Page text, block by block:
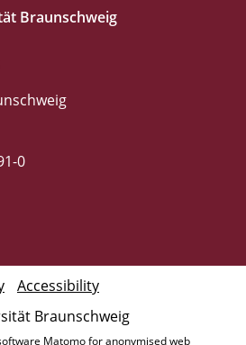
Braunschweig
0
Braunschweig
Accessibility
Matomo for anonymised web